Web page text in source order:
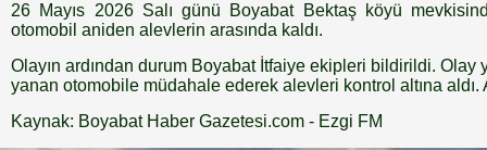
26 Mayıs 2026 Salı günü Boyabat Bektaş köyü
otomobil aniden alevlerin arasında kaldı.
Olayın ardından durum Boyabat İtfaiye ekipleri bildirildi.
yanan otomobile müdahale ederek alevleri kontrol altına
Kaynak: Boyabat Haber Gazetesi.com - Ezgi FM